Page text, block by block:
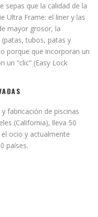
sepas que la calidad de la
Ultra Frame: el liner y las
mayor grosor, la
tubos, patas y
porque que incorporan un
un “clic” (Easy Lock
fabricación de piscinas
(California), lleva 50
ocio y actualmente
países.